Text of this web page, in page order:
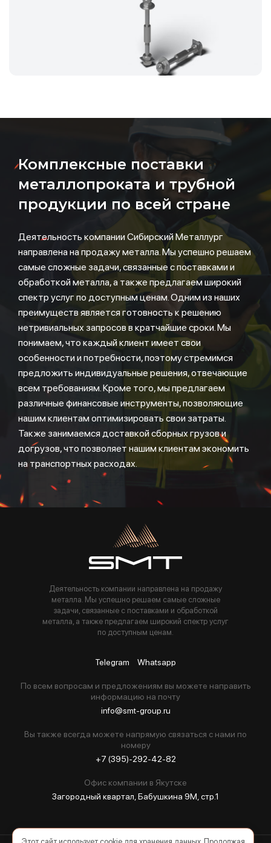
Комплексные поставки
металлопроката и трубной
продукции по всей стране
Деятельность компании Сибирский Металлург
направлена на продажу металла. Мы успешно решаем
самые сложные задачи, связанные с поставками и
обработкой металла, а также предлагаем широкий
спектр услуг по доступным ценам. Одним из наших
преимуществ является готовность к решению
нетривиальных запросов в кратчайшие сроки. Мы
понимаем, что каждый клиент имеет свои
особенности и потребности, поэтому стремимся
предложить индивидуальные решения, отвечающие
всем требованиям. Кроме того, мы предлагаем
различные финансовые инструменты, позволяющие
нашим клиентам оптимизировать свои затраты.
Также занимаемся доставкой сборных грузов и
догрузов, что позволяет нашим клиентам экономить
на транспортных расходах.
Деятельность компании направлена на продажу
металла. Мы успешно решаем самые сложные
задачи, связанные с поставками и обработкой
металла, а также предлагаем широкий спектр услуг
по доступным ценам.
Telegram Whatsapp
По всем вопросам и предложениям вы можете направить
информацию на почту
info@smt-group.ru
Вы также всегда можете напрямую связаться с нами по
номеру
+7 (395)-292-42-82
Офис компании в Якутске
Загородный квартал, Бабушкина 9М, стр.1